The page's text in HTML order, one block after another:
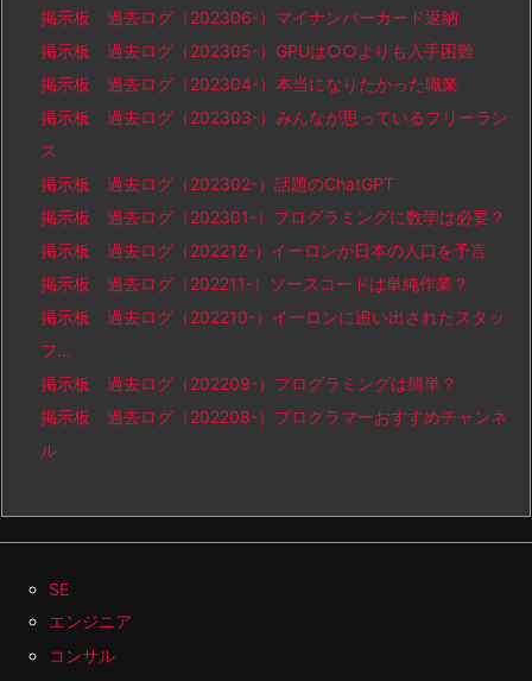
掲示板 過去ログ（202306-）マイナンバーカード返納
掲示板 過去ログ（202305-）GPUは○○よりも入手困難
掲示板 過去ログ（202304-）本当になりたかった職業
掲示板 過去ログ（202303-）みんなが思っているフリーラン
ス
掲示板 過去ログ（202302-）話題のChatGPT
掲示板 過去ログ（202301-）プログラミングに数学は必要？
掲示板 過去ログ（202212-）イーロンが日本の人口を予言
掲示板 過去ログ（202211-）ソースコードは単純作業？
掲示板 過去ログ（202210-）イーロンに追い出されたスタッ
フ…
掲示板 過去ログ（202209-）プログラミングは簡単？
掲示板 過去ログ（202208-）プログラマーおすすめチャンネ
ル
SE
エンジニア
コンサル